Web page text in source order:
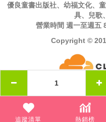
追蹤清單 熱銷榜
優良童書出版社、幼福文化、
具、兒歌
營業時間 週一至週五
Copyright ©